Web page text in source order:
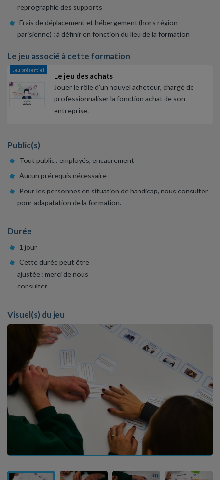
reprographie des supports
Frais de déplacement et hébergement (hors région
parisienne) : à définir en fonction du lieu de la formation
Le jeu associé à cette formation
Jeu présentiel
Le jeu des achats
Jouer le rôle d’un nouvel acheteur, chargé de
professionnaliser la fonction achat de son
entreprise.
Public(s)
Tout public : employés, encadrement
Aucun prérequis nécessaire
Pour les personnes en situation de handicap, nous consulter
pour adapatation de la formation.
Durée
1 jour
Cette durée peut être
ajustée : merci de nous
consulter.
Visuel(s) du jeu